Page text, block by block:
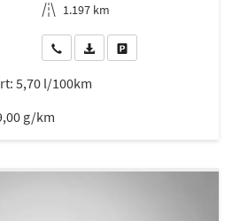
Kilometerstand 1.197 km
Wir rufen Sie anFahrzeugexposé (PDF)
5,70 l/100km
g/km